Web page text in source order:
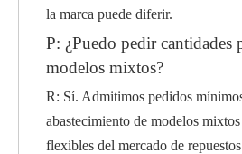
la marca puede diferir.
P: ¿Puedo pedir cantidades
modelos mixtos?
R: Sí. Admitimos pedidos
abastecimiento de modelos
flexibles del mercado de